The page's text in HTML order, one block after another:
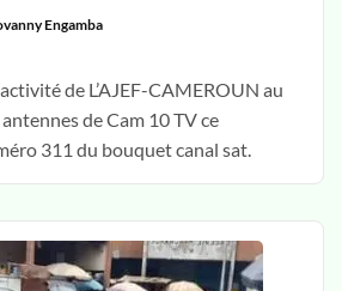
Engamba
de L’AJEF-CAMEROUN au
de Cam 10 TV ce
311 du bouquet canal sat.